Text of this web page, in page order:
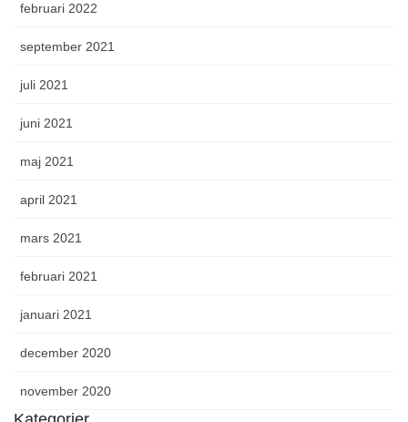
februari 2022
september 2021
juli 2021
juni 2021
maj 2021
april 2021
mars 2021
februari 2021
januari 2021
december 2020
november 2020